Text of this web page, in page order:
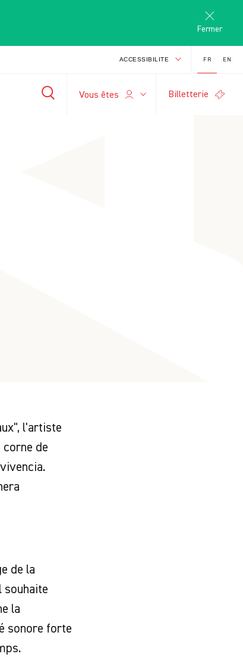
Fermer
ACCESSIBILITE
- +
FR EN
Vous êtes Billetterie
l'artiste
de
de la
la
sonore forte